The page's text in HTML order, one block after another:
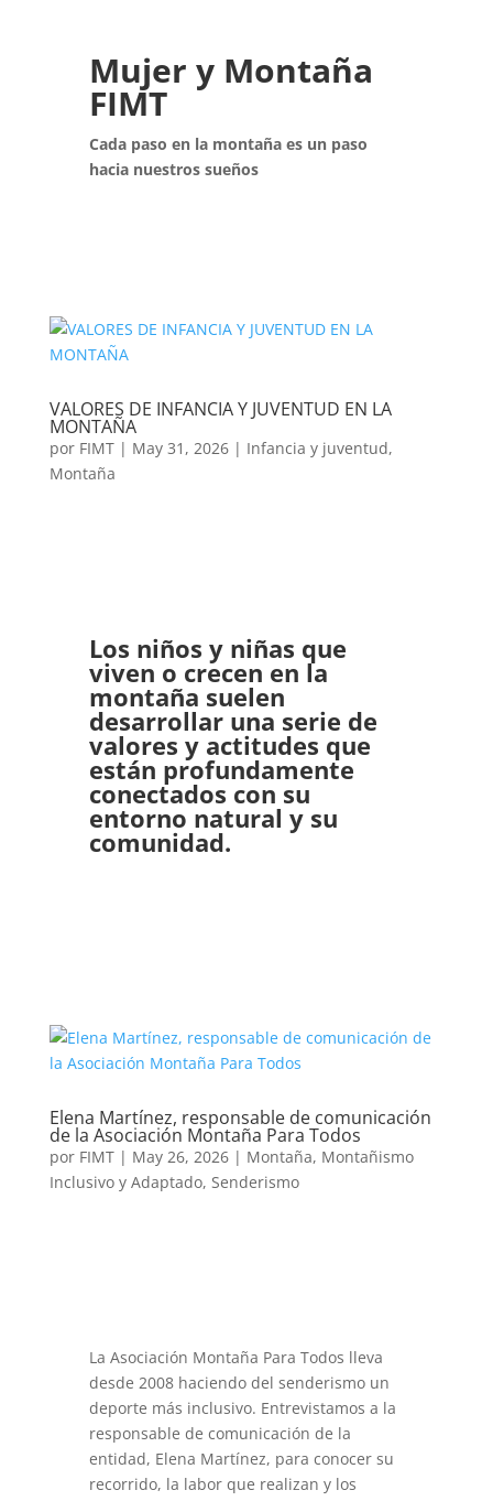
Mujer y Montaña
FIMT
Cada paso en la montaña es un paso
hacia nuestros sueños
VALORES DE INFANCIA Y JUVENTUD EN LA
MONTAÑA
por FIMT| May 31, 2026| Infancia y juventud,
Montaña
Los niños y niñas que
viven o crecen en la
montaña suelen
desarrollar una serie de
valores y actitudes que
están profundamente
conectados con su
entorno natural y su
comunidad.
Elena Martínez, responsable de comunicación
de la Asociación Montaña Para Todos
por FIMT| May 26, 2026| Montaña, Montañismo
Inclusivo y Adaptado, Senderismo
La Asociación Montaña Para Todos lleva
desde 2008 haciendo del senderismo un
deporte más inclusivo. Entrevistamos a la
responsable de comunicación de la
entidad, Elena Martínez, para conocer su
recorrido, la labor que realizan y los